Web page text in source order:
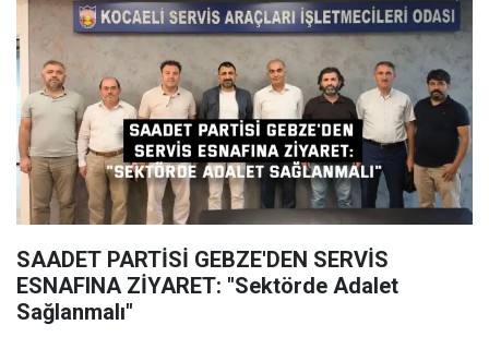
SAADET PARTİSİ GEBZE'DEN SERVİS
ESNAFINA ZİYARET: "Sektörde Adalet
Sağlanmalı"